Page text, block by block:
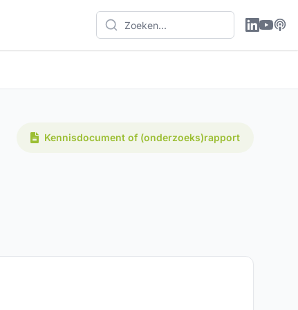
Kennisdocument of (onderzoeks)rapport